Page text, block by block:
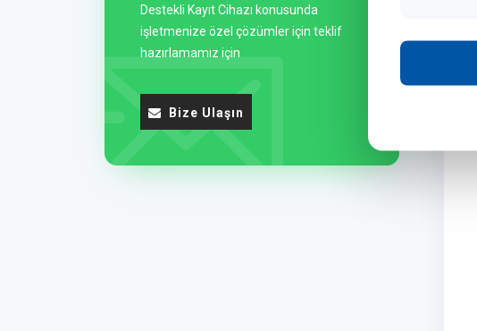
Destekli Kayıt Cihazı konusunda
işletmenize özel çözümler için teklif
hazırlamamız için
Bize Ulaşın